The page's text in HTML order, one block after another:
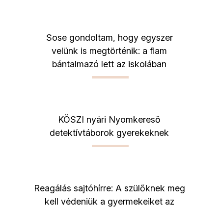
Sose gondoltam, hogy egyszer
velünk is megtörténik: a fiam
bántalmazó lett az iskolában
KÖSZI nyári Nyomkereső
detektívtáborok gyerekeknek
Reagálás sajtóhírre: A szülőknek meg
kell védeniük a gyermekeiket az